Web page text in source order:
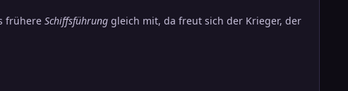
frühere Schiffsführung gleich mit, da freut sich der Krieger, der